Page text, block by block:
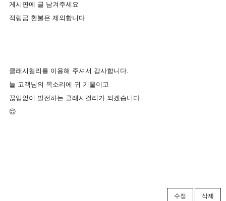
게시판에 글 남겨주세요
적립금 환불은 제외합니다
클래시컬리를 이용해 주셔서 감사합니다.
늘 고객님의 목소리에 귀 기울이고
끊임없이 발전하는 클래시컬리가 되겠습니다.
😊
수정 삭제